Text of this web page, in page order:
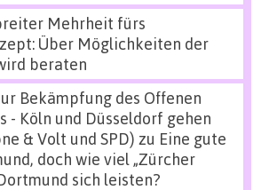
Mehrheit fürs
Über Möglichkeiten der
beraten
Bekämpfung des Offenen
- Köln und Düsseldorf gehen
& Volt und SPD) zu Eine gute
doch wie viel „Zürcher
sich leisten?